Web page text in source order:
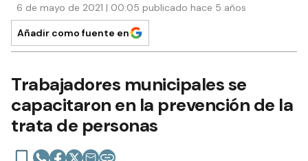
6 de mayo de 2021 | 00:05 publicado hace 5 años
Añadir como fuente en
Trabajadores municipales se
capacitaron en la prevención de la
trata de personas